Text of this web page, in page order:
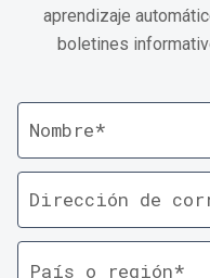
aprendizaje
boletines